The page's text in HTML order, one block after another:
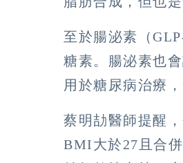
至於腸泌素（
糖素。腸泌素也
用於糖尿病治療
蔡明劼醫師提醒
BMI大於27且合